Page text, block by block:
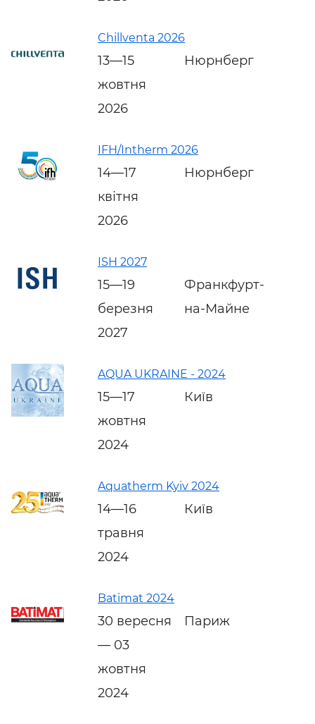
Chillventa 2026
13—15
жовтня
2026
Нюрнберг
IFH/Intherm 2026
14—17
квітня
2026
Нюрнберг
ISH 2027
15—19
березня
2027
Франкфурт-
на-Майне
AQUA UKRAINE - 2024
15—17
жовтня
2024
Київ
Aquatherm Kyiv 2024
14—16
травня
2024
Київ
Batimat 2024
30 вересня
— 03
жовтня
2024
Париж